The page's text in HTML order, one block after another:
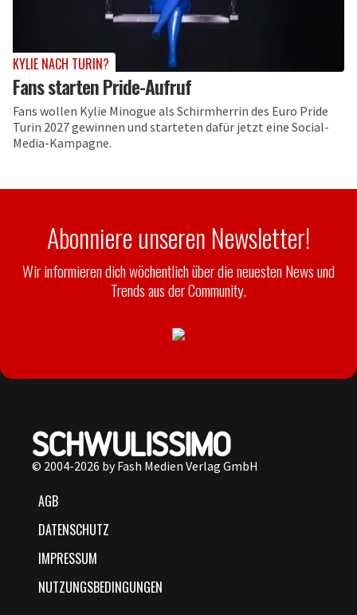
KYLIE NACH TURIN?
Fans starten Pride-Aufruf
Fans wollen Kylie Minogue als Schirmherrin des Euro Pride
Turin 2027 gewinnen und starteten dafür jetzt eine Social-
Media-Kampagne.
Abonniere unseren Newsletter!
Wir informieren dich wöchentlich über die neuesten News und
Trends aus der Community.
© 2004-2026 by Fash Medien Verlag GmbH
AGB
DATENSCHUTZ
IMPRESSUM
NUTZUNGSBEDINGUNGEN